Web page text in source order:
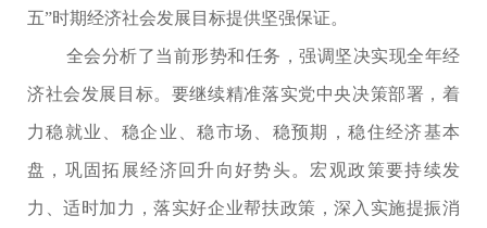
五”时期经济社会发展目标提供坚强保证。
全会分析了当前形势和任务，强调坚决实现全年经
济社会发展目标。要继续精准落实党中央决策部署，着
力稳就业、稳企业、稳市场、稳预期，稳住经济基本
盘，巩固拓展经济回升向好势头。宏观政策要持续发
力、适时加力，落实好企业帮扶政策，深入实施提振消